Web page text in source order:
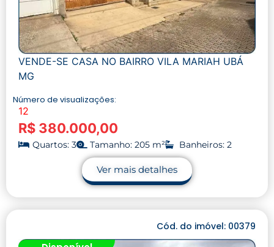
VENDE-SE CASA NO BAIRRO VILA MARIAH UBÁ
MG
Número de visualizações:
12
R$ 380.000,00
Quartos: 3 Tamanho: 205 m² Banheiros: 2
Ver mais detalhes
Cód. do imóvel: 00379